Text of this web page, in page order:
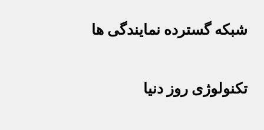
شبکه گسترده نمایندگی ها
تکنولوژی روز دنیا